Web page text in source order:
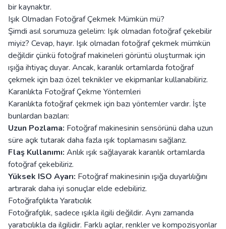
bir kaynaktır.
Işık Olmadan Fotoğraf Çekmek Mümkün mü?
Şimdi asıl sorumuza gelelim: Işık olmadan fotoğraf çekebilir
miyiz? Cevap, hayır. Işık olmadan fotoğraf çekmek mümkün
değildir çünkü fotoğraf makineleri görüntü oluşturmak için
ışığa ihtiyaç duyar. Ancak, karanlık ortamlarda fotoğraf
çekmek için bazı özel teknikler ve ekipmanlar kullanabiliriz.
Karanlıkta Fotoğraf Çekme Yöntemleri
Karanlıkta fotoğraf çekmek için bazı yöntemler vardır. İşte
bunlardan bazıları:
Uzun Pozlama: Fotoğraf makinesinin sensörünü daha uzun
süre açık tutarak daha fazla ışık toplamasını sağlarız.
Flaş Kullanımı: Anlık ışık sağlayarak karanlık ortamlarda
fotoğraf çekebiliriz.
Yüksek ISO Ayarı: Fotoğraf makinesinin ışığa duyarlılığını
artırarak daha iyi sonuçlar elde edebiliriz.
Fotoğrafçılıkta Yaratıcılık
Fotoğrafçılık, sadece ışıkla ilgili değildir. Aynı zamanda
yaratıcılıkla da ilgilidir. Farklı açılar, renkler ve kompozisyonlar